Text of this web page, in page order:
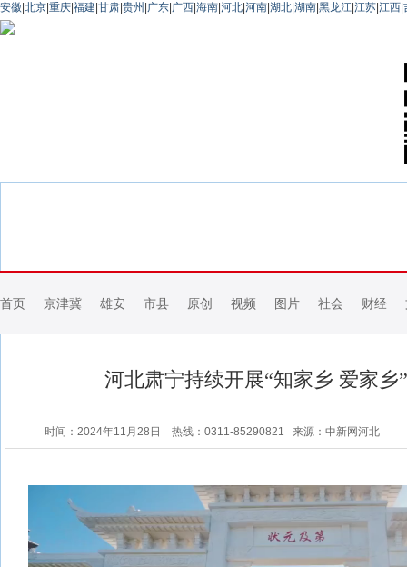
安徽 北京 重庆 福建 甘肃 贵州 广东 广西 海南 河北 河南 湖北 湖南 黑龙江 江苏 江西
首页 京津冀 雄安 市县 原创 视频 图片 社会 财经
河北肃宁持续开展“知家乡 爱家乡
时间：2024年11月28日 热线：0311-85290821 来源：中新网河北